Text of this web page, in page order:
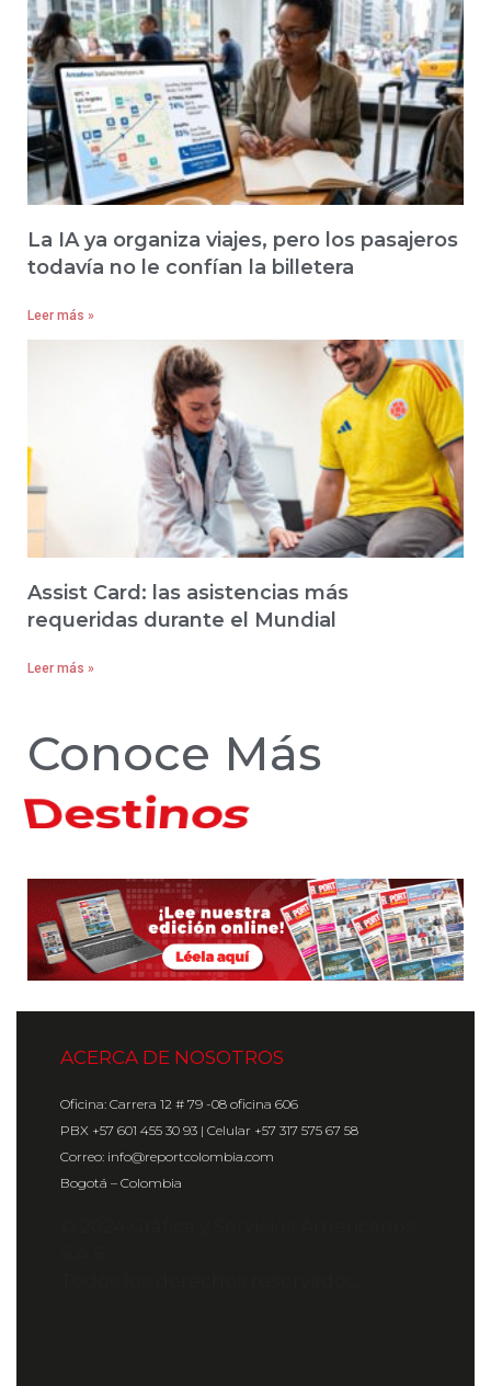
La IA ya organiza viajes, pero los pasajeros
todavía no le confían la billetera
Leer más »
Assist Card: las asistencias más
requeridas durante el Mundial
Leer más »
Conoce Más
Hoteles
ACERCA DE NOSOTROS
Oficina: Carrera 12 # 79 -08 oficina 606
PBX +57 601 455 30 93 | Celular +57 317 575 67 58
Correo: info@reportcolombia.com
Bogotá – Colombia